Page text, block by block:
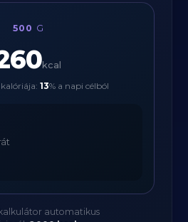
500 G
kcal
kalóriája: 13% a napi célból
automatikus